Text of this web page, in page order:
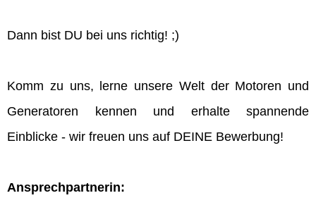
Dann bist DU bei uns richtig! ;)
Komm zu uns, lerne unsere Welt der Motoren und
Generatoren kennen und erhalte spannende
Einblicke - wir freuen uns auf DEINE Bewerbung!
Ansprechpartnerin: